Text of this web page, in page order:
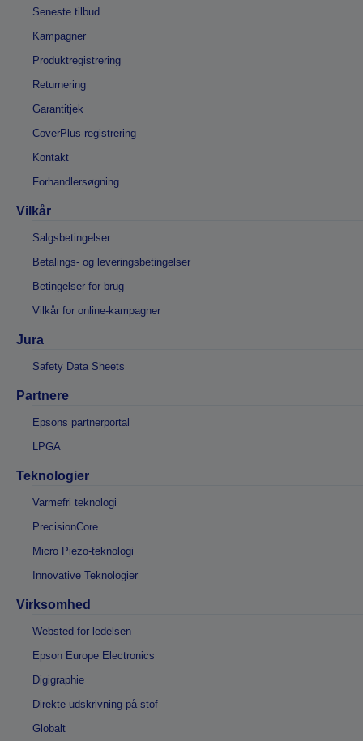
Seneste tilbud
Kampagner
Produktregistrering
Returnering
Garantitjek
CoverPlus-registrering
Kontakt
Forhandlersøgning
Vilkår
Salgsbetingelser
Betalings- og leveringsbetingelser
Betingelser for brug
Vilkår for online-kampagner
Jura
Safety Data Sheets
Partnere
Epsons partnerportal
LPGA
Teknologier
Varmefri teknologi
PrecisionCore
Micro Piezo-teknologi
Innovative Teknologier
Virksomhed
Websted for ledelsen
Epson Europe Electronics
Digigraphie
Direkte udskrivning på stof
Globalt